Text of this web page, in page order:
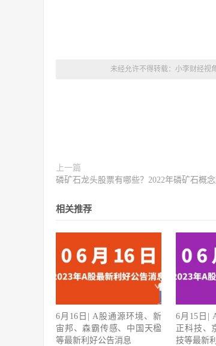
未经允许不得转载： 小李财经视
上一篇
磷矿石龙头股票有哪些？2022年磷矿石概
相关推荐
6月16日| A股通源环境、新
宙邦、森霸传感、中国天楹
等最新利好公告消息
6月15日|
正科技、
技等最新